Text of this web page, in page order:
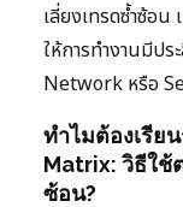
เลี่ยงเทรดซ้ำซ้อ
ให้การทำงานมีปร
Network หรือ
ทำไมต้องเรีย
Matrix: วิธีใช้
ซ้อน?